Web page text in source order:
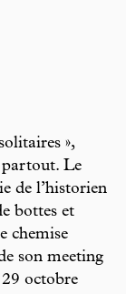
»,
partout. Le
de l’historien
bottes et
chemise
son meeting
octobre